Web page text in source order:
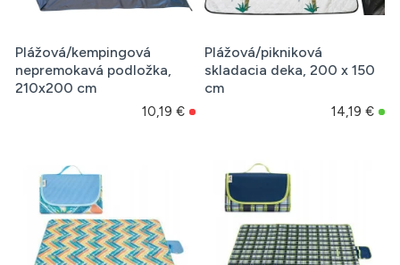
Plážová/kempingová
nepremokavá podložka,
210x200 cm
10,19 €
Plážová/pikniková
skladacia deka, 200 x 150
cm
14,19 €